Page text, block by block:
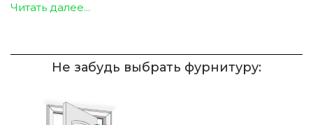
Читать далее...
Не забудь выбрать фурнитуру: